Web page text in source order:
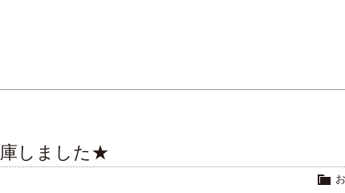
しました★